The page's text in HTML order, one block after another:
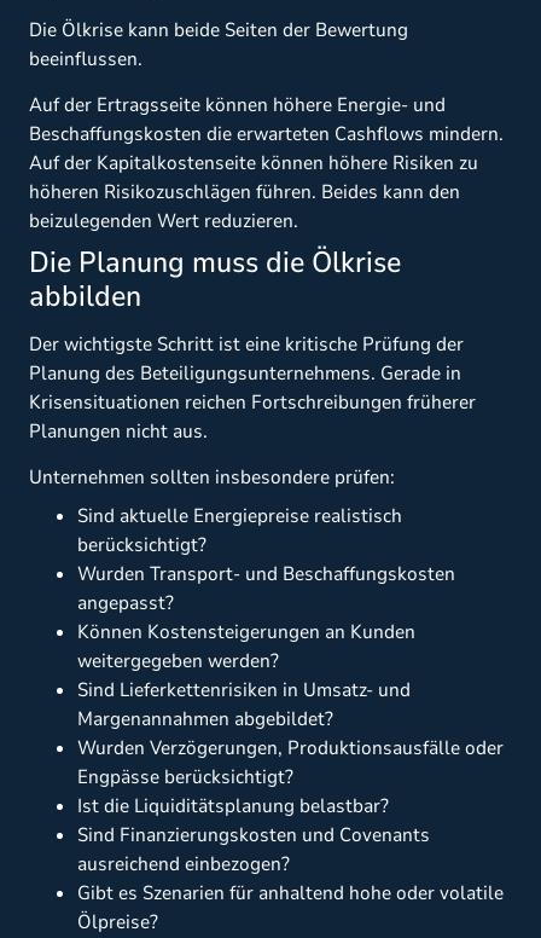
Die Ölkrise kann beide Seiten der Bewertung
beeinflussen.
Auf der Ertragsseite können höhere Energie- und
Beschaffungskosten die erwarteten Cashflows mindern.
Auf der Kapitalkostenseite können höhere Risiken zu
höheren Risikozuschlägen führen. Beides kann den
beizulegenden Wert reduzieren.
Die Planung muss die Ölkrise
abbilden
Der wichtigste Schritt ist eine kritische Prüfung der
Planung des Beteiligungsunternehmens. Gerade in
Krisensituationen reichen Fortschreibungen früherer
Planungen nicht aus.
Unternehmen sollten insbesondere prüfen:
Sind aktuelle Energiepreise realistisch
berücksichtigt?
Wurden Transport- und Beschaffungskosten
angepasst?
Können Kostensteigerungen an Kunden
weitergegeben werden?
Sind Lieferkettenrisiken in Umsatz- und
Margenannahmen abgebildet?
Wurden Verzögerungen, Produktionsausfälle oder
Engpässe berücksichtigt?
Ist die Liquiditätsplanung belastbar?
Sind Finanzierungskosten und Covenants
ausreichend einbezogen?
Gibt es Szenarien für anhaltend hohe oder volatile
Ölpreise?